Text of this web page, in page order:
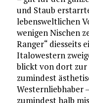
und Staub
lebensweltlichen
wenigen Nischen
Ranger“ diesseits
Italowestern
blickt von dort zur
zumindest
Westernliebhaber
zumindest halb